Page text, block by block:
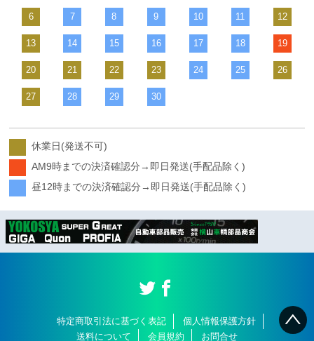
6 7 8 9 10 11 12
13 14 15 16 17 18 19
20 21 22 23 24 25 26
27 28 29 30
休業日(発送不可)
AM9時までの決済確認分→即日発送(手配品除く)
昼12時までの決済確認分→即日発送(手配品除く)
特定商取引法に基づく表記
個人情報保護方針
送料について
会員規約 お問合せ